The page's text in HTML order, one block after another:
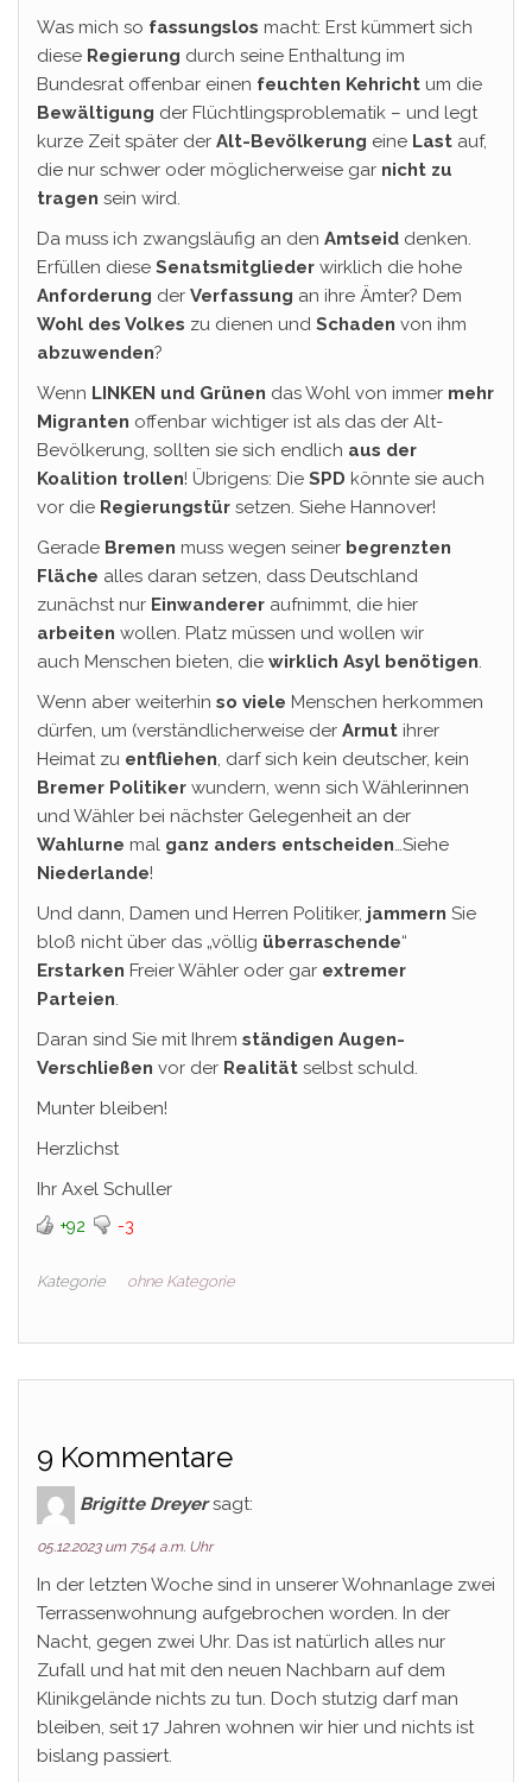
Was mich so fassungslos macht: Erst kümmert sich
diese Regierung durch seine Enthaltung im
Bundesrat offenbar einen feuchten Kehricht um die
Bewältigung der Flüchtlingsproblematik – und legt
kurze Zeit später der Alt-Bevölkerung eine Last auf,
die nur schwer oder möglicherweise gar nicht zu
tragen sein wird.
Da muss ich zwangsläufig an den Amtseid denken.
Erfüllen diese Senatsmitglieder wirklich die hohe
Anforderung der Verfassung an ihre Ämter? Dem
Wohl des Volkes zu dienen und Schaden von ihm
abzuwenden?
Wenn LINKEN und Grünen das Wohl von immer mehr
Migranten offenbar wichtiger ist als das der Alt-
Bevölkerung, sollten sie sich endlich aus der
Koalition trollen! Übrigens: Die SPD könnte sie auch
vor die Regierungstür setzen. Siehe Hannover!
Gerade Bremen muss wegen seiner begrenzten
Fläche alles daran setzen, dass Deutschland
zunächst nur Einwanderer aufnimmt, die hier
arbeiten wollen. Platz müssen und wollen wir
auch Menschen bieten, die wirklich Asyl benötigen.
Wenn aber weiterhin so viele Menschen herkommen
dürfen, um (verständlicherweise der Armut ihrer
Heimat zu entfliehen, darf sich kein deutscher, kein
Bremer Politiker wundern, wenn sich Wählerinnen
und Wähler bei nächster Gelegenheit an der
Wahlurne mal ganz anders entscheiden…Siehe
Niederlande!
Und dann, Damen und Herren Politiker, jammern Sie
bloß nicht über das „völlig überraschende“
Erstarken Freier Wähler oder gar extremer
Parteien.
Daran sind Sie mit Ihrem ständigen Augen-
Verschließen vor der Realität selbst schuld.
Munter bleiben!
Herzlichst
Ihr Axel Schuller
+92 -3
Kategorie ohne Kategorie
9 Kommentare
Brigitte Dreyer sagt:
05.12.2023 um 7:54 a.m. Uhr
In der letzten Woche sind in unserer Wohnanlage zwei
Terrassenwohnung aufgebrochen worden. In der
Nacht, gegen zwei Uhr. Das ist natürlich alles nur
Zufall und hat mit den neuen Nachbarn auf dem
Klinikgelände nichts zu tun. Doch stutzig darf man
bleiben, seit 17 Jahren wohnen wir hier und nichts ist
bislang passiert.